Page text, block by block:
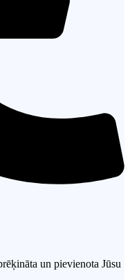
un pievienota Jūsu